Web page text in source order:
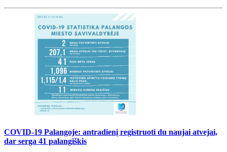
COVID-19 Palangoje: antradienį registruoti du naujai atvejai,
dar serga 41 palangiškis